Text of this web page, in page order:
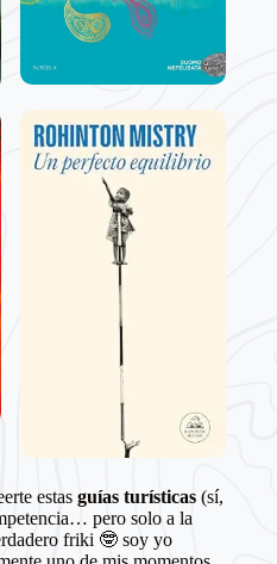
estas guías turísticas (sí,
pero solo a la
friki 🤓 soy yo